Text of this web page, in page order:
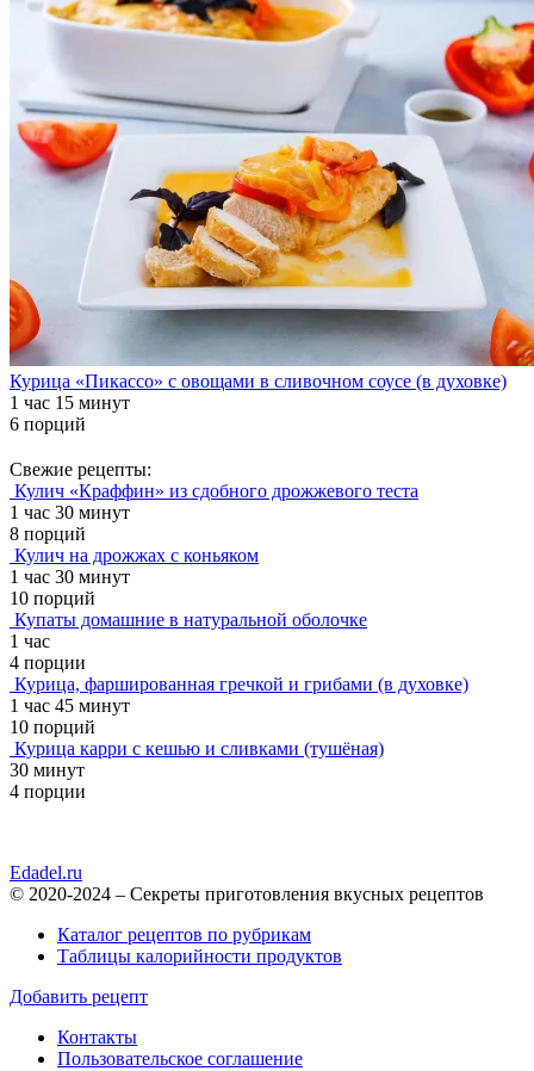
Курица «Пикассо» с овощами в сливочном соусе (в духовке)
1 час 15 минут
6 порций
Свежие рецепты:
Кулич «Краффин» из сдобного дрожжевого теста
1 час 30 минут
8 порций
Кулич на дрожжах с коньяком
1 час 30 минут
10 порций
Купаты домашние в натуральной оболочке
1 час
4 порции
Курица, фаршированная гречкой и грибами (в духовке)
1 час 45 минут
10 порций
Курица карри с кешью и сливками (тушёная)
30 минут
4 порции
Edadel.ru
© 2020-2024 – Секреты приготовления вкусных рецептов
Каталог рецептов по рубрикам
Таблицы калорийности продуктов
Добавить рецепт
Контакты
Пользовательское соглашение